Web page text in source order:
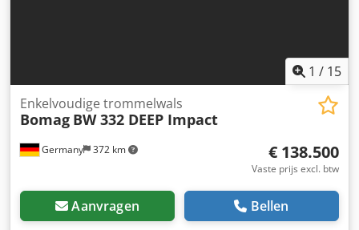
1 / 15
Germany 372 km
Enkelvoudige trommelwals
Bomag BW 332 DEEP Impact
€ 138.500
Vaste prijs excl. btw
Aanvragen Bellen